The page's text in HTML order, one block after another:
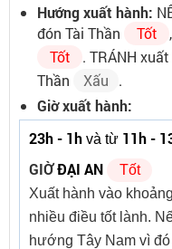
Hướng xuất hành:
đón Tài Thần
Tốt
Tốt
. TRÁNH
Thần
Xấu
.
Giờ xuất hành:
23h - 1h và từ 11h -
GIỜĐẠI AN
Tốt
Xuất hành vào
nhiều điều tốt lành.
hướng Tây Nam vì